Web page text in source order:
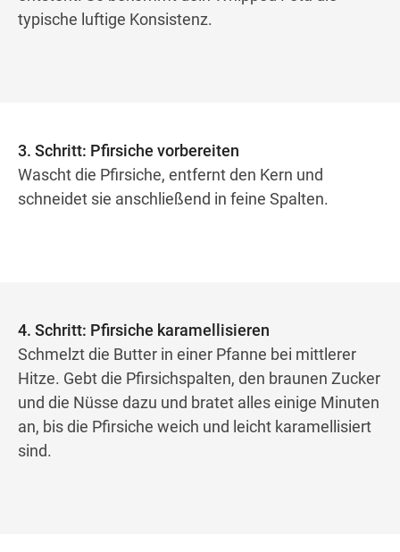
typische luftige Konsistenz.
3. Schritt: Pfirsiche vorbereiten
Wascht die Pfirsiche, entfernt den Kern und
schneidet sie anschließend in feine Spalten.
4. Schritt: Pfirsiche karamellisieren
Schmelzt die Butter in einer Pfanne bei mittlerer
Hitze. Gebt die Pfirsichspalten, den braunen Zucker
und die Nüsse dazu und bratet alles einige Minuten
an, bis die Pfirsiche weich und leicht karamellisiert
sind.